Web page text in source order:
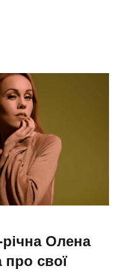
річна Олена
про свої